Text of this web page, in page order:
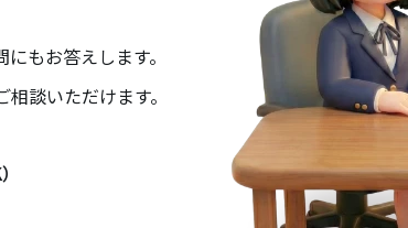
もお答えします。
談いただけます。